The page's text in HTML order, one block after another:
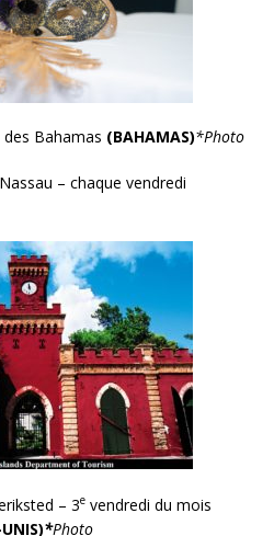
des Bahamas (BAHAMAS)*Photo
– chaque vendredi
– 3e vendredi du mois
*Photo